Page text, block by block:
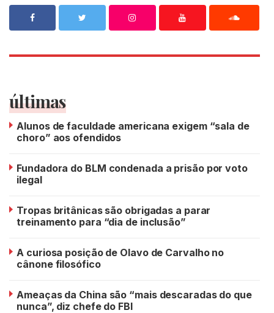
últimas
Alunos de faculdade americana exigem “sala de
choro” aos ofendidos
Fundadora do BLM condenada a prisão por voto
ilegal
Tropas britânicas são obrigadas a parar
treinamento para “dia de inclusão”
A curiosa posição de Olavo de Carvalho no
cânone filosófico
Ameaças da China são “mais descaradas do que
nunca”, diz chefe do FBI